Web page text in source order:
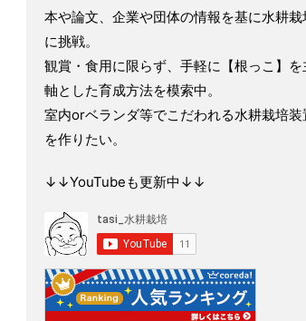
本や論文、企業や団体の情報を基に水耕栽
に挑戦。
観賞・食用に限らず、手軽に【根っこ】を
軸とした育成方法を模索中。
室内orベランダ等でこだわれる水耕栽培装
を作りたい。
↓↓YouTubeも更新中↓↓